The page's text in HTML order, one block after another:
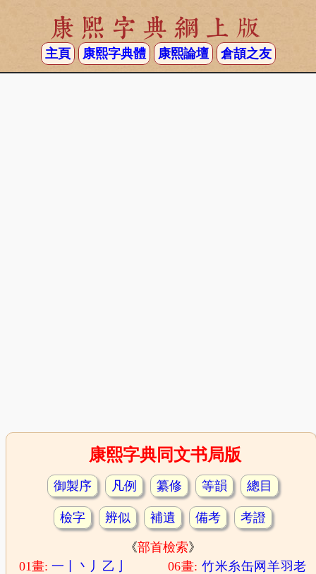
康熙字典網上版
主頁 康熙字典體 康熙論壇 倉頡之友
康熙字典同文书局版
御製序 凡例 纂修 等韻 總目
檢字 辨似 補遺 備考 考證
《部首檢索》
01畫:一 丶 丿 乙 06畫: 竹米糸缶网 羊羽老